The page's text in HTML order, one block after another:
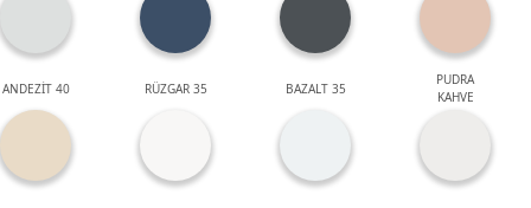
ANDEZİT 40 RÜZGAR 35 BAZALT 35
PUDRA
KAHVE